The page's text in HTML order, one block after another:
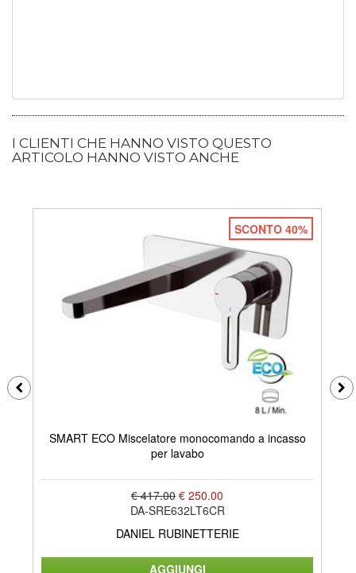
I CLIENTI CHE HANNO VISTO QUESTO
ARTICOLO HANNO VISTO ANCHE
SCONTO 40%
SMART ECO Miscelatore monocomando a incasso
per lavabo
€ 417.00 € 250.00
DA-SRE632LT6CR
DANIEL RUBINETTERIE